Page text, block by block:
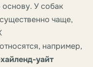
У собак
чаще,
например,
уайт